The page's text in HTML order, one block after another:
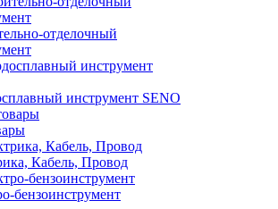
отделочный
инструмент SENO
Кабель, Провод
бензоинструмент